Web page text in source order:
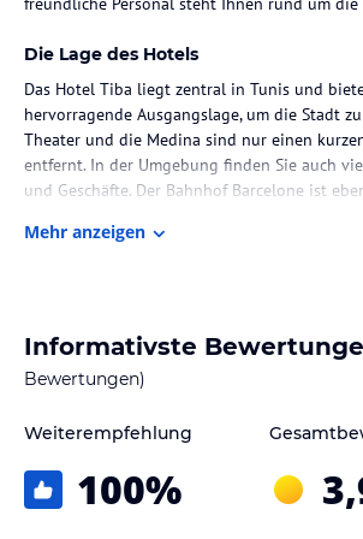
Die Lage des Hotels
Das Hotel Tiba liegt zentral in Tunis und
hervorragende Ausgangslage, um die Stadt
Theater und die Medina sind nur einen
entfernt. In der Umgebung finden Sie auch
und Geschäfte. Der Bahnhof Barcelone ist
verfügen. Einige Zimmer bieten zudem einen
Badezimmer sind mit einer Dusche und einem
sind ebenfalls verfügbar.
Gastronomie im Hotel
Im Hotel Tiba erwartet Sie ein Restaurant, in
Mehr anzeigen
Informativste
Bewertungen)
Weiterempfehlung
100%